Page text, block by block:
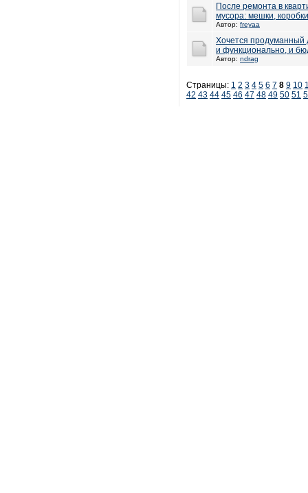
После ремонта в
мусора: мешки,
Автор: freyaa
Хочется продуманный
и функционально, и
Автор: ndrag
Страницы: 1 2 3 4 5 6 7 8 9 10
42 43 44 45 46 47 48 49 50 51